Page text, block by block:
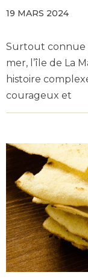
19 MARS 2024
Surtout connue
mer, l’île de La
histoire
courageux et